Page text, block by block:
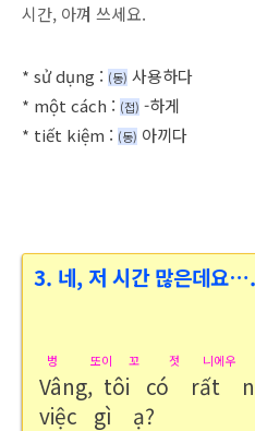
시간, 아껴 쓰세요.
* sử dụng : (동) 사용하다
* một cách : (접) -하게
* tiết kiệm : (동) 아끼다
3. 네, 저 시간 많은데요
벙 또이 꼬 젓 니에우
Vâng, tôi có rất
việc gì ạ?